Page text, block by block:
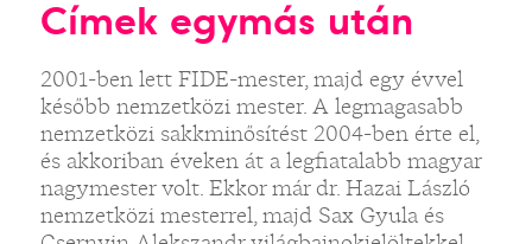
Címek egymás után
2001-ben lett FIDE-mester, majd egy évvel
később nemzetközi mester. A legmagasabb
nemzetközi sakkminősítést 2004-ben érte el,
és akkoriban éveken át a legfiatalabb magyar
nagymester volt. Ekkor már dr. Hazai László
nemzetközi mesterrel, majd Sax Gyula és